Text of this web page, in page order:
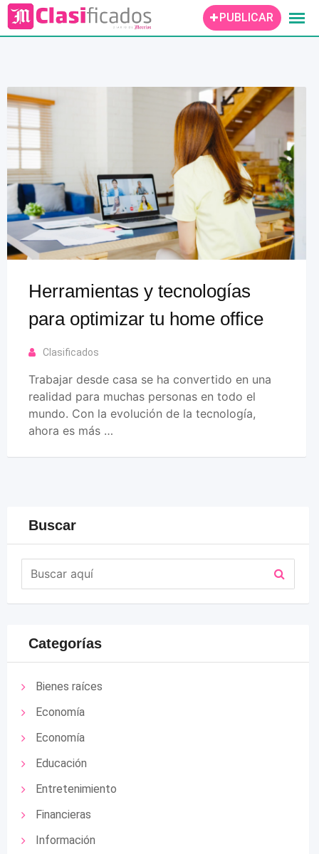
Skip
to
PUBLICAR
Herramientas y tecnologías
para optimizar tu home office
Clasificados
Trabajar desde casa se ha convertido en una
realidad para muchas personas en todo el
mundo. Con la evolución de la tecnología,
ahora es más …
Buscar
Categorías
Bienes raíces
Economía
Economía
Educación
Entretenimiento
Financieras
Información